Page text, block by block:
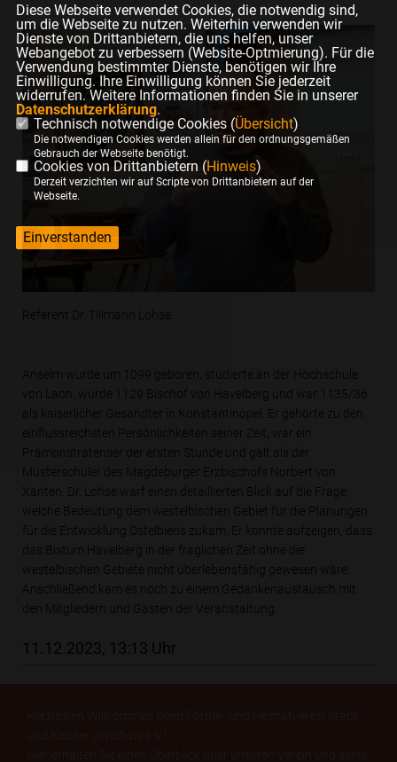
Referent Dr. Tillmann Lohse
Anselm wurde um 1099 geboren, studierte an der Hochschule
von Laon, wurde 1129 Bischof von Havelberg und war 1135/36
als kaiserlicher Gesandter in Konstantinopel. Er gehörte zu den
einflussreichsten Persönlichkeiten seiner Zeit, war ein
Prämonstratenser der ersten Stunde und galt als der
Musterschüler des Magdeburger Erzbischofs Norbert von
Xanten. Dr. Lohse warf einen detaillierten Blick auf die Frage,
welche Bedeutung dem westelbischen Gebiet für die Planungen
für die Entwicklung Ostelbiens zukam. Er konnte aufzeigen, dass
das Bistum Havelberg in der fraglichen Zeit ohne die
westelbischen Gebiete nicht überlebensfähig gewesen wäre.
Anschließend kam es noch zu einem Gedankenaustausch mit
den Mitgliedern und Gästen der Veranstaltung.
11.12.2023, 13:13 Uhr
Diese Webseite verwendet Cookies, die notwendig sind,
um die Webseite zu nutzen. Weiterhin verwenden wir
Dienste von Drittanbietern, die uns helfen, unser
Webangebot zu verbessern (Website-Optmierung). Für die
Verwendung bestimmter Dienste, benötigen wir Ihre
Einwilligung. Ihre Einwilligung können Sie jederzeit
widerrufen. Weitere Informationen finden Sie in unserer
Datenschutzerklärung.
Technisch notwendige Cookies (Übersicht)
Die notwendigen Cookies werden allein für den ordnungsgemäßen
Gebrauch der Webseite benötigt.
Cookies von Drittanbietern (Hinweis)
Derzeit verzichten wir auf Scripte von Drittanbietern auf der
Webseite.
Einverstanden